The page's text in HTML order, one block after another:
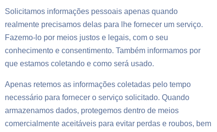
Solicitamos informações pessoais apenas quando
realmente precisamos delas para lhe fornecer um serviço.
Fazemo-lo por meios justos e legais, com o seu
conhecimento e consentimento. Também informamos por
que estamos coletando e como será usado.
Apenas retemos as informações coletadas pelo tempo
necessário para fornecer o serviço solicitado. Quando
armazenamos dados, protegemos dentro de meios
comercialmente aceitáveis para evitar perdas e roubos, bem